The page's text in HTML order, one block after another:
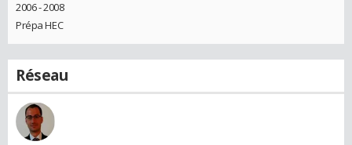
2006 - 2008
Prépa HEC
Réseau